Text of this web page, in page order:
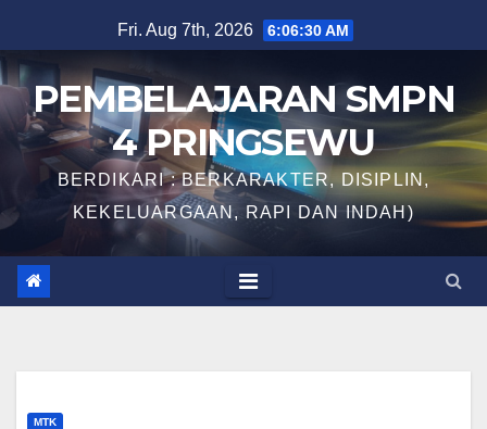
to
content
Fri. Aug 7th, 2026 6:06:31 AM
PEMBELAJARAN SMPN
4 PRINGSEWU
BERDIKARI : BERKARAKTER, DISIPLIN,
KEKELUARGAAN, RAPI DAN INDAH)
MTK